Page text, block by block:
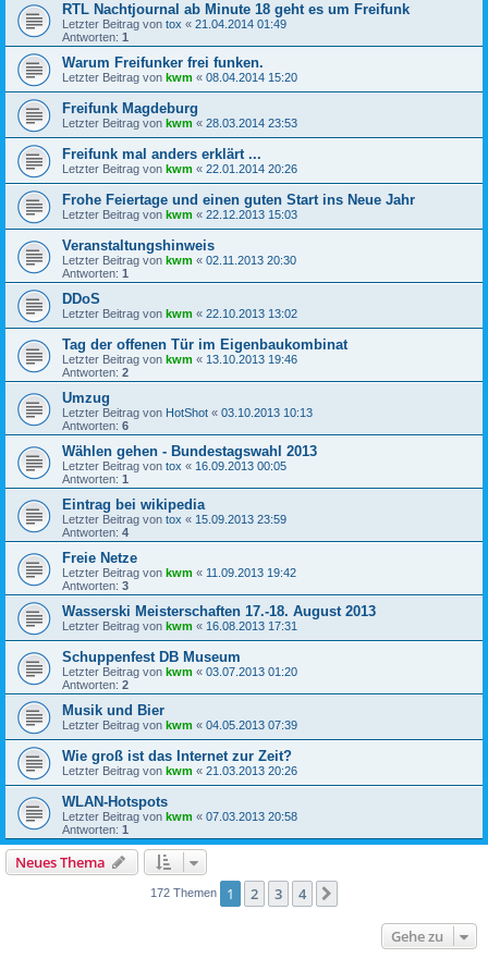
RTL Nachtjournal ab Minute 18 geht es um Freifunk
Letzter Beitrag von tox « 21.04.2014 01:49
Antworten: 1
Warum Freifunker frei funken.
Letzter Beitrag von kwm « 08.04.2014 15:20
Freifunk Magdeburg
Letzter Beitrag von kwm « 28.03.2014 23:53
Freifunk mal anders erklärt ...
Letzter Beitrag von kwm « 22.01.2014 20:26
Frohe Feiertage und einen guten Start ins Neue Jahr
Letzter Beitrag von kwm « 22.12.2013 15:03
Veranstaltungshinweis
Letzter Beitrag von kwm « 02.11.2013 20:30
Antworten: 1
DDoS
Letzter Beitrag von kwm « 22.10.2013 13:02
Tag der offenen Tür im Eigenbaukombinat
Letzter Beitrag von kwm « 13.10.2013 19:46
Antworten: 2
Umzug
Letzter Beitrag von HotShot « 03.10.2013 10:13
Antworten: 6
Wählen gehen - Bundestagswahl 2013
Letzter Beitrag von tox « 16.09.2013 00:05
Antworten: 1
Eintrag bei wikipedia
Letzter Beitrag von tox « 15.09.2013 23:59
Antworten: 4
Freie Netze
Letzter Beitrag von kwm « 11.09.2013 19:42
Antworten: 3
Wasserski Meisterschaften 17.-18. August 2013
Letzter Beitrag von kwm « 16.08.2013 17:31
Schuppenfest DB Museum
Letzter Beitrag von kwm « 03.07.2013 01:20
Antworten: 2
Musik und Bier
Letzter Beitrag von kwm « 04.05.2013 07:39
Wie groß ist das Internet zur Zeit?
Letzter Beitrag von kwm « 21.03.2013 20:26
WLAN-Hotspots
Letzter Beitrag von kwm « 07.03.2013 20:58
Antworten: 1
Neues Thema
172 Themen 1 2 3 4
Gehe zu